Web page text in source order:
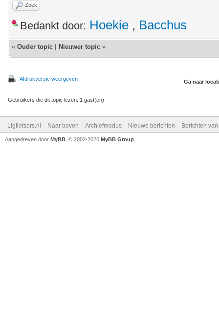
Zoek
Bedankt door: Hoekie , Bacchus
« Ouder topic Nieuwer topic »
Afdrukversie weergeven Ga naar
Gebruikers die dit topic lezen: 1 gast(en)
Ligfietsers.nl Naar boven Archiefmodus Nieuwe berichten Berichten
Aangedreven door MyBB , © 2002-2026 MyBB Group